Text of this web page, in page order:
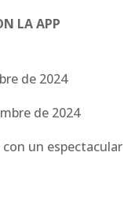
LA APP
de 2024
de 2024
un espectacular